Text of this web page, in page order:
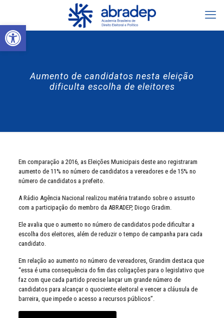
Abrir a barra de ferramentas
Aumento de candidatos nesta eleição
dificulta escolha de eleitores
Em comparação a 2016, as Eleições Municipais deste ano registraram
aumento de 11% no número de candidatos a vereadores e de 15% no
número de candidatos a prefeito.
A Rádio Agência Nacional realizou matéria tratando sobre o assunto
com a participação do membro da ABRADEP, Diogo Gradim.
Ele avalia que o aumento no número de candidatos pode dificultar a
escolha dos eleitores, além de reduzir o tempo de campanha para cada
candidato.
Em relação ao aumento no número de vereadores, Grandim destaca que
“essa é uma consequência do fim das coligações para o legislativo que
faz com que cada partido precise lançar um grande número de
candidatos para alcançar o quociente eleitoral e vencer a cláusula de
barreira, que impede o acesso a recursos públicos”.⠀